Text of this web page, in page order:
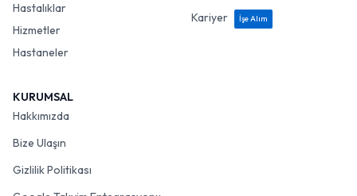
Hastalıklar
Hizmetler
Hastaneler
Kariyer
İşe Alım
KURUMSAL
Hakkımızda
Bize Ulaşın
Gizlilik Politikası